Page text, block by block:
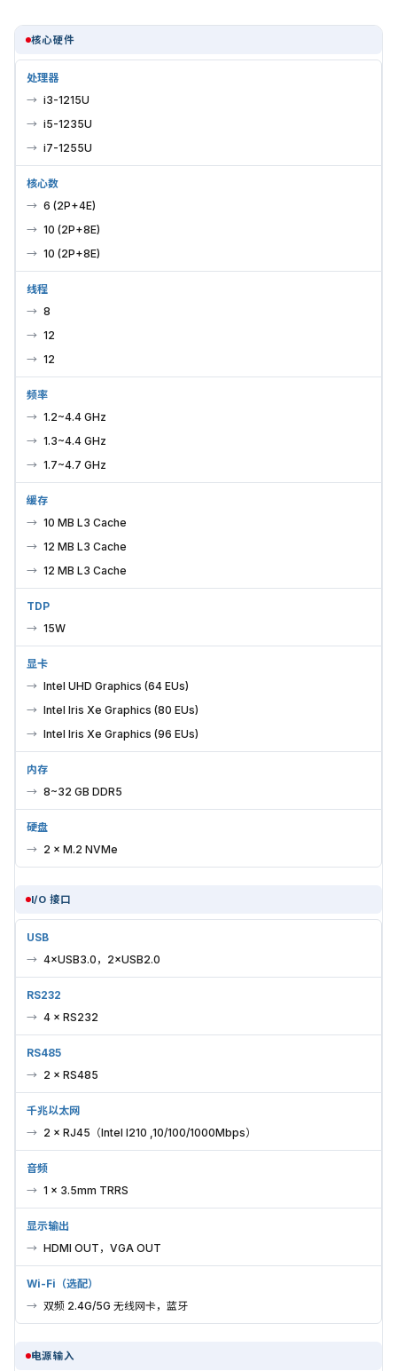
核心硬件
处理器
i3-1215U
i5-1235U
i7-1255U
核心数
6 (2P+4E)
10 (2P+8E)
10 (2P+8E)
线程
8
12
12
频率
1.2~4.4 GHz
1.3~4.4 GHz
1.7~4.7 GHz
缓存
10 MB L3 Cache
12 MB L3 Cache
12 MB L3 Cache
TDP
15W
显卡
Intel UHD Graphics (64 EUs)
Intel Iris Xe Graphics (80 EUs)
Intel Iris Xe Graphics (96 EUs)
内存
8~32 GB DDR5
硬盘
2 × M.2 NVMe
I/O 接口
USB
4×USB3.0，2×USB2.0
RS232
4 × RS232
RS485
2 × RS485
千兆以太网
2 × RJ45（Intel I210 ,10/100/1000Mbps）
音频
1 × 3.5mm TRRS
显示输出
HDMI OUT，VGA OUT
Wi-Fi（选配）
双频 2.4G/5G 无线网卡，蓝牙
电源输入